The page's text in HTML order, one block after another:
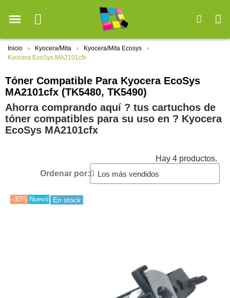
Inicio Kyocera/Mita
Kyocera/Mita Ecosys
Kyocera EcoSys MA2101cfx
Tóner Compatible Para Kyocera EcoSys
MA2101cfx (TK5480, TK5490)
Ahorra comprando aquí ? tus cartuchos de
tóner compatibles para su uso en ?️ Kyocera
EcoSys MA2101cfx
Hay 4 productos.
Ordenar por:
-30% Nuevo En stock